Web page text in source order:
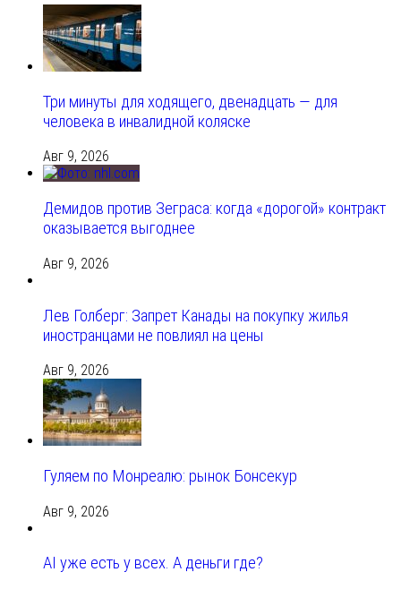
Три минуты для ходящего, двенадцать — для
человека в инвалидной коляске
Авг 9, 2026
Демидов против Зеграса: когда «дорогой» контракт
оказывается выгоднее
Авг 9, 2026
Лев Голберг: Запрет Канады на покупку жилья
иностранцами не повлиял на цены
Авг 9, 2026
Гуляем по Монреалю: рынок Бонсекур
Авг 9, 2026
AI уже есть у всех. А деньги где?